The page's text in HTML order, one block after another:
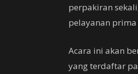
perpakiran
pelayanan
Acara ini akan
yang terdaftar